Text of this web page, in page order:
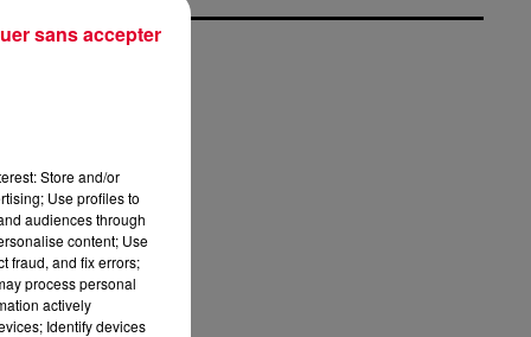
Store and/or
Use profiles to
audiences through
content; Use
fraud, and fix errors;
process personal
actively
Identify devices
sans accepter